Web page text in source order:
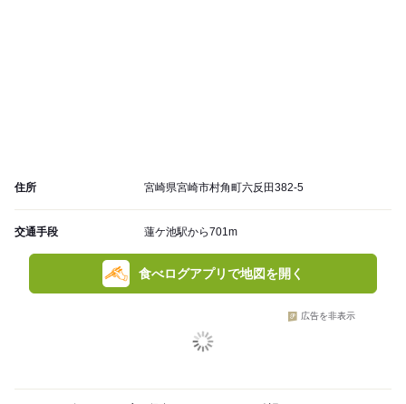
住所 宮崎県宮崎市村角町六反田382-5
交通手段 蓮ケ池駅から701m
食べログアプリで地図を開く
広告を非表示